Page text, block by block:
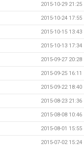
2015-10-29 21:25
2015-10-24 17:55
2015-10-15 13:43
2015-10-13 17:34
2015-09-27 20:28
2015-09-25 16:11
2015-09-22 18:40
2015-08-23 21:36
2015-08-08 10:46
2015-08-01 15:55
2015-07-02 15:24